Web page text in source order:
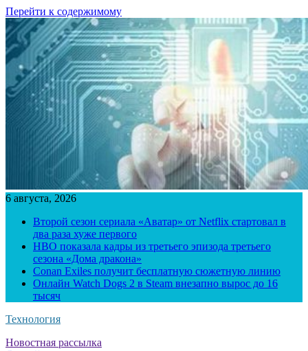
Перейти к содержимому
6 августа, 2026
Второй сезон сериала «Аватар» от Netflix стартовал в
два раза хуже первого
HBO показала кадры из третьего эпизода третьего
сезона «Дома дракона»
Conan Exiles получит бесплатную сюжетную линию
Онлайн Watch Dogs 2 в Steam внезапно вырос до 16
тысяч
Технология
Новостная рассылка